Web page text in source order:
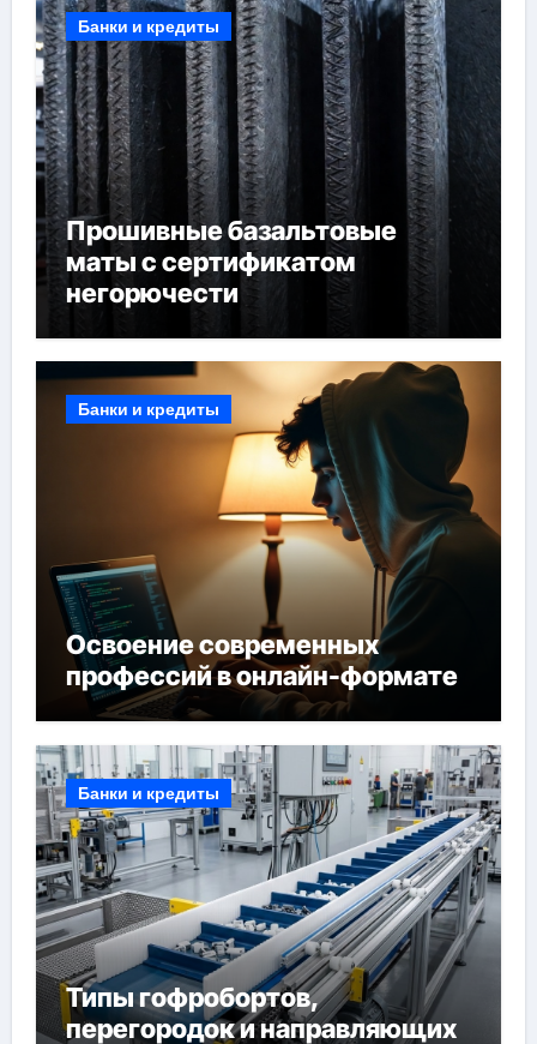
Банки и кредиты
Прошивные базальтовые
маты с сертификатом
негорючести
Банки и кредиты
Освоение современных
профессий в онлайн-формате
Банки и кредиты
Типы гофробортов,
перегородок и направляющих